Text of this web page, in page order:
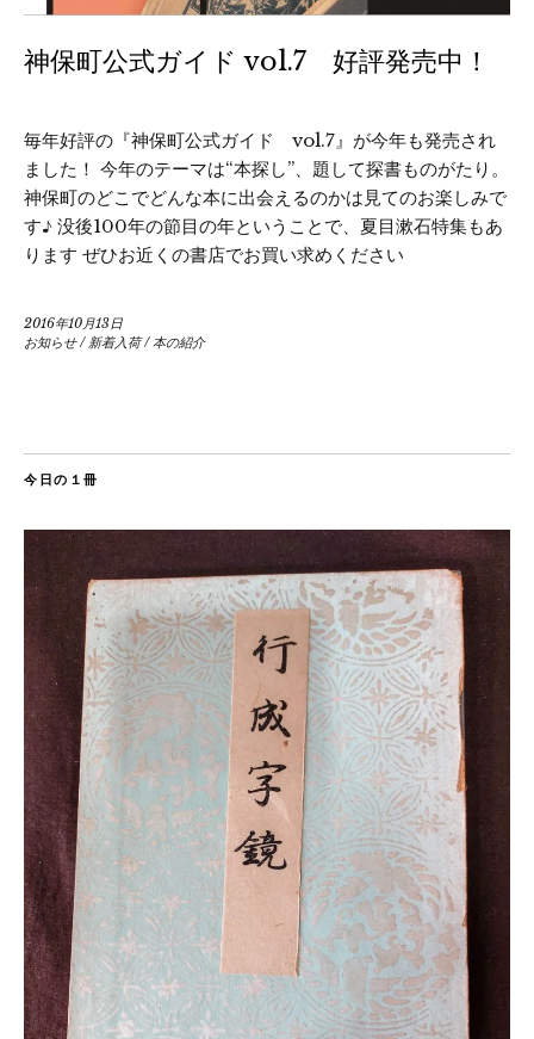
神保町公式ガイド vol.7 好評発売中！
毎年好評の『神保町公式ガイド vol.7』が今年も発売され
ました！ 今年のテーマは“本探し”、題して探書ものがたり。
神保町のどこでどんな本に出会えるのかは見てのお楽しみで
す♪ 没後100年の節目の年ということで、夏目漱石特集もあ
ります ぜひお近くの書店でお買い求めください
2016年10月13日
お知らせ/ 新着入荷/本の紹介
今日の１冊